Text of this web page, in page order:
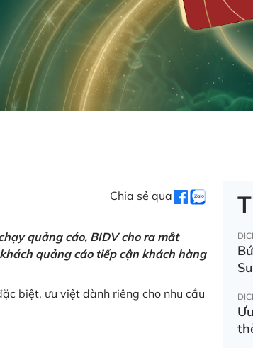
Chia sẻ qua
quảng cáo, BIDV cho ra mắt
quảng cáo tiếp cận khách hàng
biệt, ưu việt dành riêng cho nhu cầu